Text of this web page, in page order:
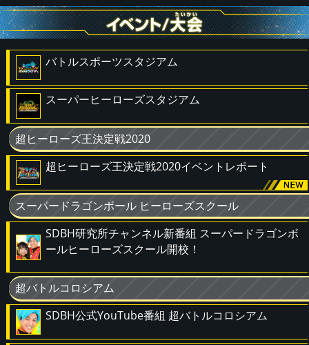
バトルスポーツスタジアム
スーパーヒーローズスタジアム
超ヒーローズ王決定戦2020
超ヒーローズ王決定戦2020イベントレポート
スーパードラゴンボール ヒーローズスクール
SDBH研究所チャンネル新番組 スーパードラゴンボ
ールヒーローズスクール開校！
超バトルコロシアム
SDBH公式YouTube番組 超バトルコロシアム